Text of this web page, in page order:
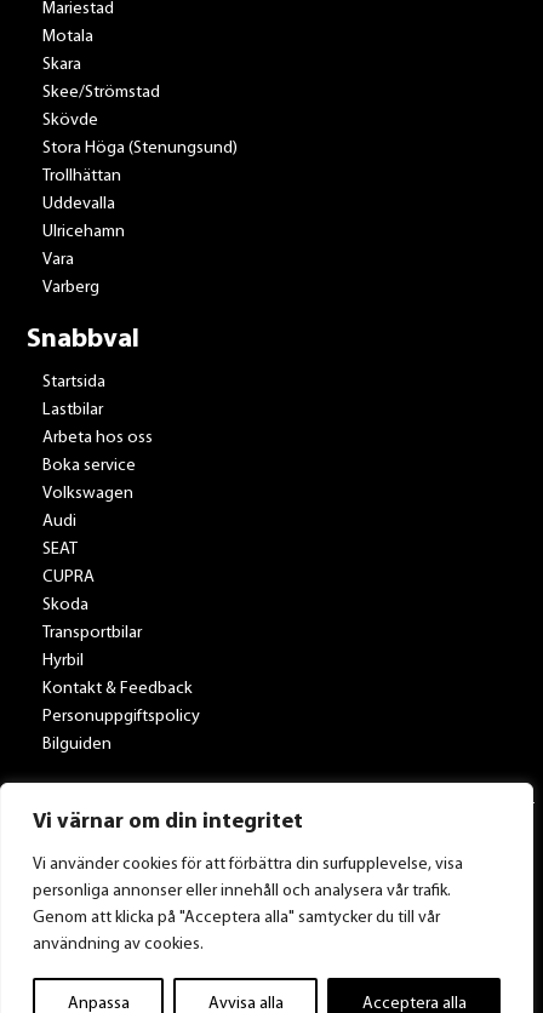
Vi värnar om din integritet
Vi använder cookies för att förbättra din surfupplevelse, visa
personliga annonser eller innehåll och analysera vår trafik.
Genom att klicka på "Acceptera alla" samtycker du till vår
användning av cookies.
Anpassa Avvisa alla Acceptera alla
Mariestad
Motala
Skara
Skee/Strömstad
Skövde
Stora Höga (Stenungsund)
Trollhättan
Uddevalla
Ulricehamn
Vara
Varberg
Snabbval
Startsida
Lastbilar
Arbeta hos oss
Boka service
Volkswagen
Audi
SEAT
CUPRA
Skoda
Transportbilar
Hyrbil
Kontakt & Feedback
Personuppgiftspolicy
Bilguiden
Tillbaka till Toveksbil.se